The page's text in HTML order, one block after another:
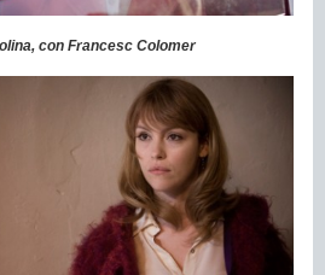
con Francesc Colomer